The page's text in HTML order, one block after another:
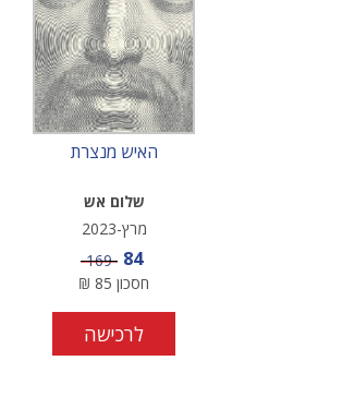
האיש מנצרת
שלום אש
מרץ-2023
מחיר מבצע
84 מחיר
169
חסכון 85
₪
לרכישה